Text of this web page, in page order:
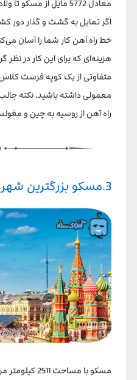
معادل 5772 مایل از مسکو تا ولادیوستاک کشیده شده است.
اگر تمایل به گشت و گذار دور
خط راه آهن کار شما را آسان
هزینه‌ای که برای این کار در نظر
معمولی داشته باشید. نکته
راه آهن از روسیه به چین و
3.مسکو بزرگترین شهر اروپا